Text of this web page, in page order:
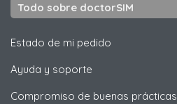
Todo sobre doctorSIM
Estado de mi pedido
Ayuda y soporte
Compromiso de buenas prácticas